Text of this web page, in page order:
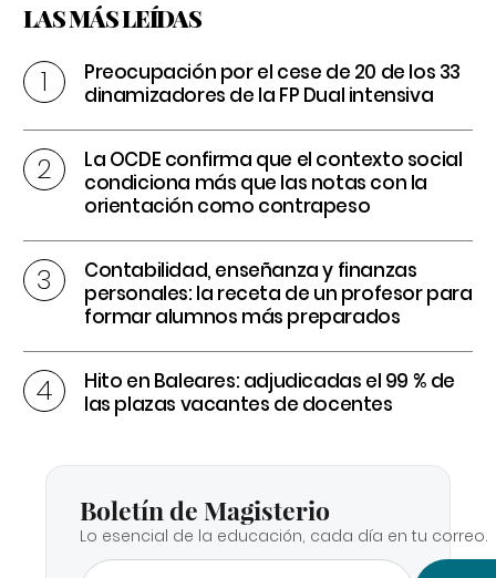
LAS MÁS LEÍDAS
Preocupación por el cese de 20 de los 33
dinamizadores de la FP Dual intensiva
La OCDE confirma que el contexto social
condiciona más que las notas con la
orientación como contrapeso
Contabilidad, enseñanza y finanzas
personales: la receta de un profesor para
formar alumnos más preparados
Hito en Baleares: adjudicadas el 99 % de
las plazas vacantes de docentes
Boletín de Magisterio
Lo esencial de la educación, cada día en tu correo.